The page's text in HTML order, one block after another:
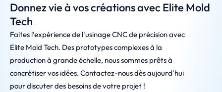
Donnez vie à vos créations avec Elite Mold
Tech
Faites l'expérience de l'usinage CNC de précision avec
Elite Mold Tech. Des prototypes complexes à la
production à grande échelle, nous sommes prêts à
concrétiser vos idées. Contactez-nous dès aujourd'hui
pour discuter des besoins de votre projet !